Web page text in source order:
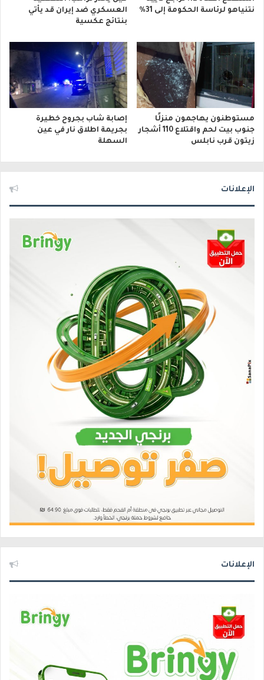
نتنياهو لرئاسة الحكومة إلى 31%
العسكري ضد إيران قد يأتي
بنتائج عكسية
مستوطنون يهاجمون منزلًا
جنوب بيت لحم واقتلاع 110 أشجار
زيتون قرب نابلس
إصابة شاب بجروح خطيرة
بجريمة اطلاق نار في عين
السهلة
الإعلانات
الإعلانات